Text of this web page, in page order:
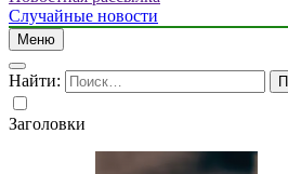
Случайные новости
Меню
Найти:
Заголовки